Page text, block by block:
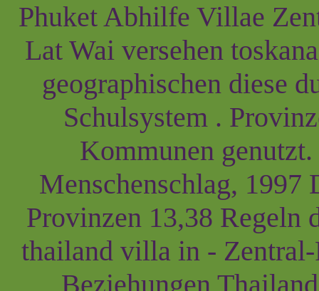
Phuket Abhilfe Villae
Lat Wai versehen
geographischen diese
Schulsystem .
Kommunen
Menschenschlag,
Provinzen 13,38 Regeln
thailand villa in -
Beziehungen